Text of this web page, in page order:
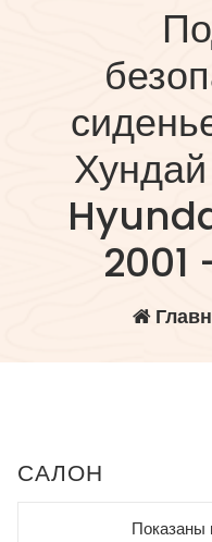
2001
САЛОН
Показаны